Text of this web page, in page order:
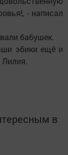
- написал
бабушек.
эбики ещё и
Лилия.
в